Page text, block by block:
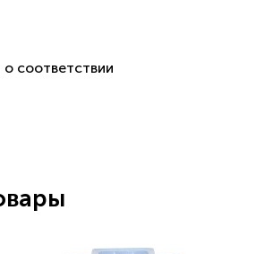
соответствии